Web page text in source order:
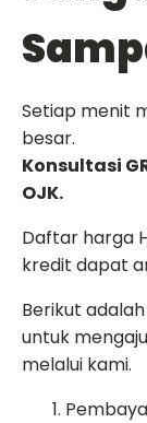
Setiap menit
besar.
Konsultasi
OJK.
Daftar harga
kredit dapat
Berikut
untuk
melalui kami.